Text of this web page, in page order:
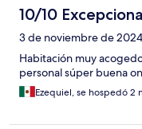
10/10
3 de noviembre de 2024
Habitación muy
personal súper buena
Ezequiel, se hospedó 2